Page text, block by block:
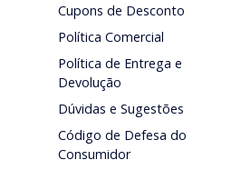
Cupons de Desconto
Política Comercial
Política de Entrega e
Devolução
Dúvidas e Sugestões
Código de Defesa do
Consumidor